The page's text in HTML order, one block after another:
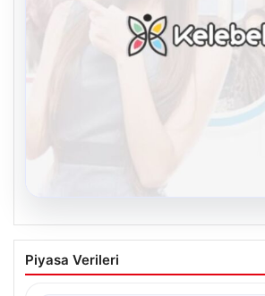
Kelebek sohbet platformu
Seviyeli Adresi Ve Chat
Piyasa Verileri